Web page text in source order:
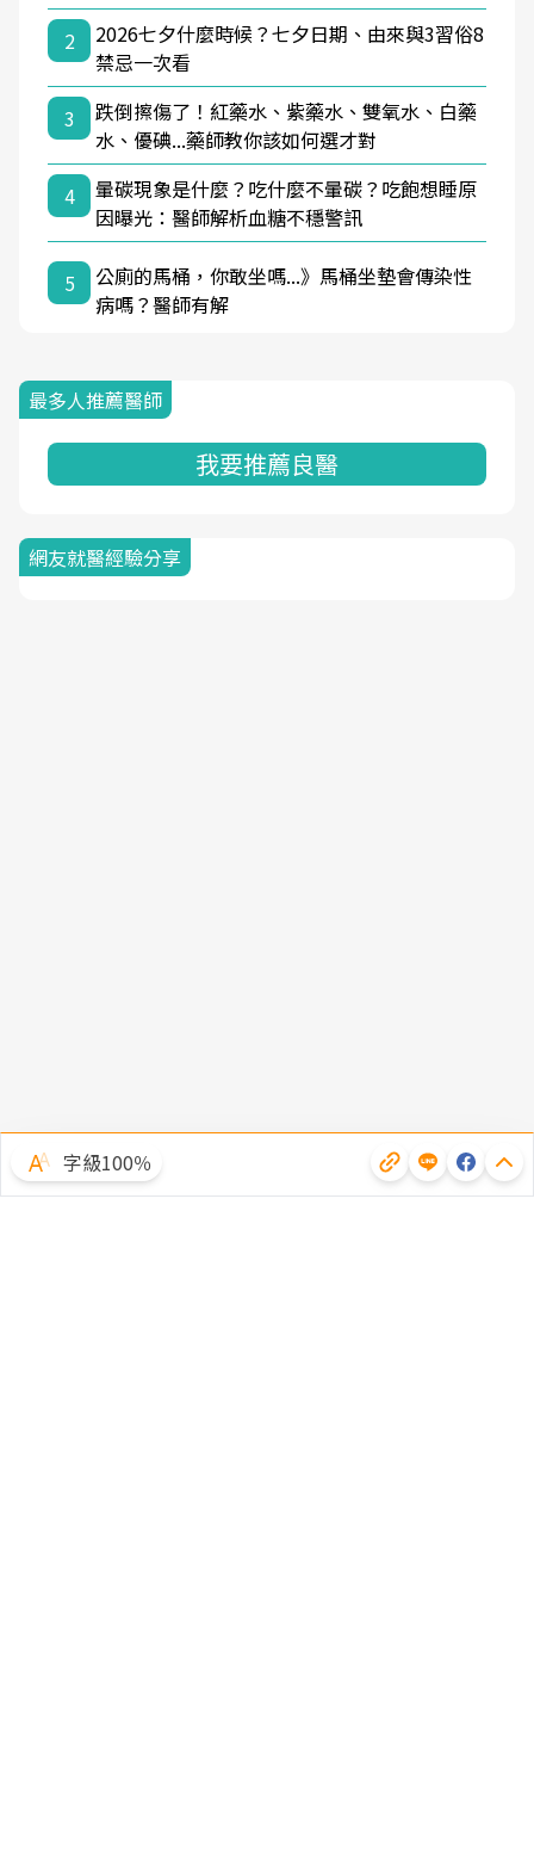
2
2026七夕什麼時候？七夕日期、由來與3習俗8
禁忌一次看
3
跌倒擦傷了！紅藥水、紫藥水、雙氧水、白藥
水、優碘...藥師教你該如何選才對
4
暈碳現象是什麼？吃什麼不暈碳？吃飽想睡原
因曝光：醫師解析血糖不穩警訊
5
公廁的馬桶，你敢坐嗎...》馬桶坐墊會傳染性
病嗎？醫師有解
最多人推薦醫師
我要推薦良醫
網友就醫經驗分享
字級100％